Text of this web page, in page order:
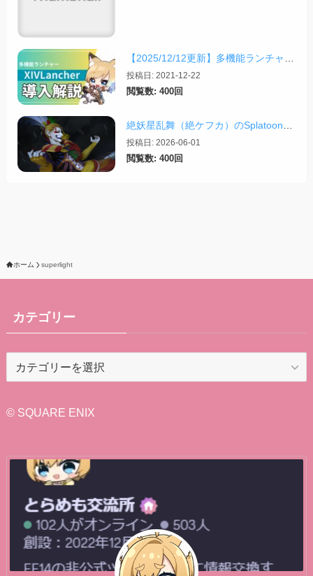
【2025/12/12更新】多機能ランチャー「XIVLauncher」の導入方法・使い方について
投稿日: 2021-12-22
閲覧数: 400回
絶妖星乱舞（絶ケフカ）のSplatoonレイアウト・スクリプトまとめ
投稿日: 2026-06-01
閲覧数: 400回
ホーム superlight
カテゴリー
リ
© SQUARE ENIX